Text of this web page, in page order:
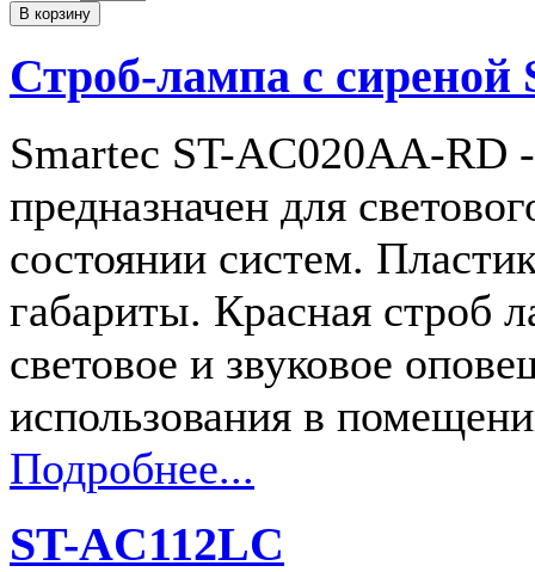
Строб-лампа с сиреной
Smartec ST-AC020AA-RD
предназначен для
состоянии систем.
габариты. Красная строб
световое и звуковое
использования в
Подробнее...
ST-AC112LC